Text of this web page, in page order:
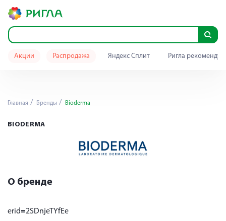
Акции Распродажа Яндекс Сплит Ригла
Главная Бренды Bioderma
BIODERMA
О бренде
erid=2SDnjeTYfEe